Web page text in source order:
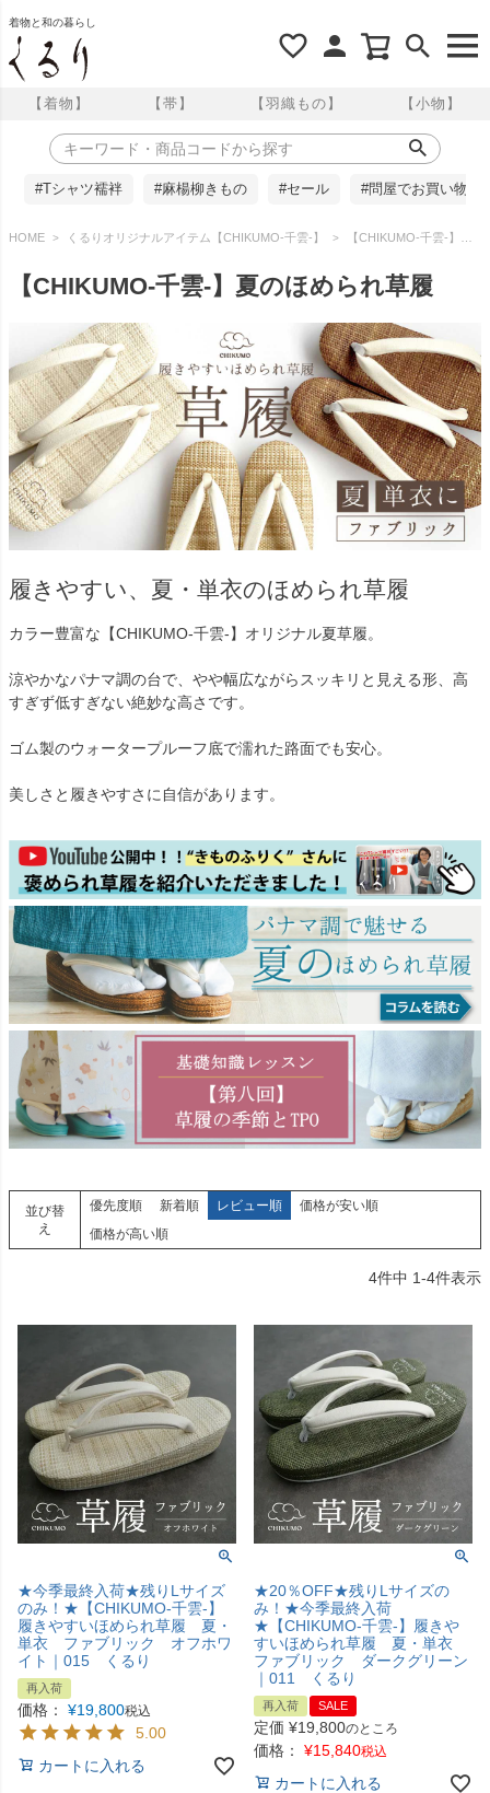
着物と和の暮らし
【着物】 【帯】 【羽織もの】 【小物】
#Tシャツ襦袢 #麻楊柳きもの #セール #問屋でお買い物
HOME くるりオリジナルアイテム【CHIKUMO-千雲-】 【CHIKUMO-千雲-】夏のほめられ草履
【CHIKUMO-千雲-】夏のほめられ草履
履きやすい、夏・単衣のほめられ草履
カラー豊富な【CHIKUMO-千雲-】オリジナル夏草履。
涼やかなパナマ調の台で、やや幅広ながらスッキリと見える形、高
すぎず低すぎない絶妙な高さです。
ゴム製のウォータープルーフ底で濡れた路面でも安心。
美しさと履きやすさに自信があります。
並び替
え
優先度順 新着順 レビュー順
価格が安い順
価格が高い順
4件中 1-4件表示
★今季最終入荷★残りLサイズ
のみ！★【CHIKUMO-千雲-】
履きやすいほめられ草履 夏・
単衣 ファブリック オフホワ
イト｜015 くるり
再入荷
価格： ¥19,800税込
5.00
カートに入れる
★20％OFF★残りLサイズの
み！★今季最終入荷
★【CHIKUMO-千雲-】履きや
すいほめられ草履 夏・単衣
ファブリック ダークグリーン
｜011 くるり
再入荷 SALE
定価 ¥19,800のところ
価格： ¥15,840税込
カートに入れる